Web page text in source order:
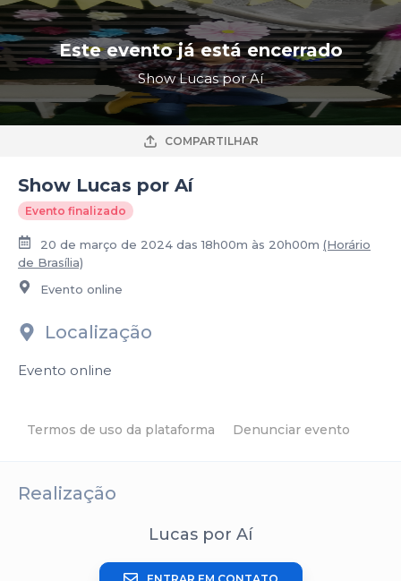
Este evento já está encerrado
Show Lucas por Aí
COMPARTILHAR
Show Lucas por Aí
Evento finalizado
20 de março de 2024 das 18h00m às 20h00m (Horário
de Brasília)
Evento online
Localização
Evento online
Termos de uso da plataforma Denunciar evento
Realização
Lucas por Aí
ENTRAR EM CONTATO